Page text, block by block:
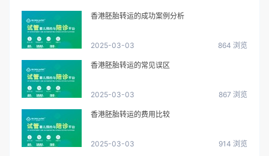
香港胚胎转运的成功案例分析
2025-03-03 864 浏览
香港胚胎转运的常见误区
2025-03-03 867 浏览
香港胚胎转运的费用比较
2025-03-03 914 浏览